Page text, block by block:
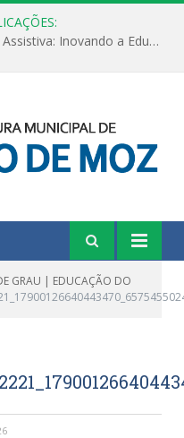
Inteligência Artificial e Tecnologia Assistiva: Inovando a Educação Especial e Inclusiva
GRAU | EDUCAÇÃO DO